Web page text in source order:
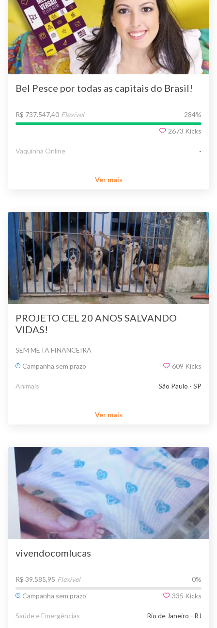
Bel Pesce por todas as capitais do Brasil!
R$ 737.547,40 Flexível 284%
2673 Kicks
Vaquinha Online -
Ver mais
PROJETO CEL 20 ANOS SALVANDO
VIDAS!
SEM META FINANCEIRA
Campanha sem prazo
609 Kicks
Animais São Paulo - SP
Ver mais
vivendocomlucas
R$ 39.585,95 Flexível 0%
Campanha sem prazo
335 Kicks
Saúde e Emergências Rio de Janeiro - RJ